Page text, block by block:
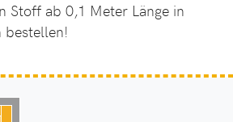
Stoff ab 0,1 Meter Länge in